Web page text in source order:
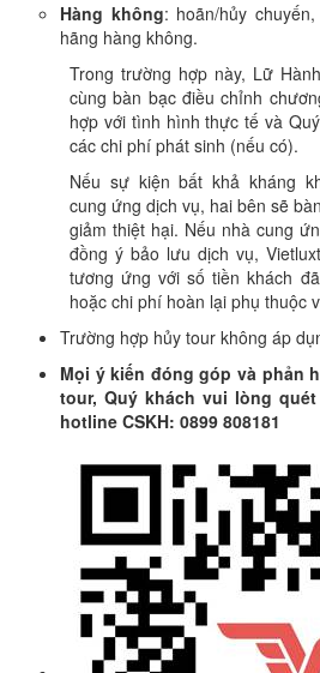
Hàng không: hoãn/hủy
hãng hàng không.
Trong trường hợp này, Lữ
cùng bàn bạc điều chỉnh
hợp với tình hình thực tế và
các chi phí phát sinh (nếu có).
Nếu sự kiện bất khả kháng
cung ứng dịch vụ, hai bên sẽ
giảm thiệt hại. Nếu nhà cung
đồng ý bảo lưu dịch vụ,
tương ứng với số tiền khách
hoặc chi phí hoàn lại phụ thuộc
Trường hợp hủy tour không áp
Mọi ý kiến đóng góp và phản
tour, Quý khách vui lòng
hotline CSKH: 0899 808181